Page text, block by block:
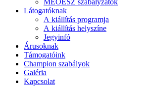
MEOESZ szabályzatok
Látogatóknak
A kiállítás programja
A kiállítás helyszíne
Jegyinfó
Árusoknak
Támogatóink
Champion szabályok
Galéria
Kapcsolat